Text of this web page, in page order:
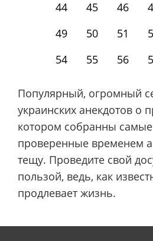
44
45 46
49
50 51
54
55 56
Популярный, огромный
украинских анекдотов о
котором собранны
проверенные временем
тещу. Проведите свой
пользой, ведь, как
продлевает жизнь.